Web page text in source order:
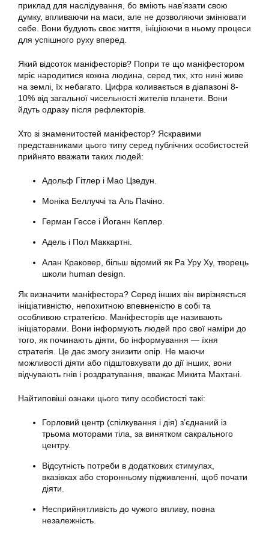
приклад для наслідування, бо вміють нав’язати свою
думку, впливаючи на маси, але не дозволяючи змінювати
себе. Вони будують своє життя, ініціюючи в ньому процеси
для успішного руху вперед.
Який відсоток маніфесторів? Попри те що маніфестором
мріє народитися кожна людина, серед тих, хто нині живе
на землі, їх небагато. Цифра коливається в діапазоні 8-
10% від загальної чисельності жителів планети. Вони
йдуть одразу після рефлекторів.
Хто зі знаменитостей маніфестор? Яскравими
представниками цього типу серед публічних особистостей
прийнято вважати таких людей:
Адольф Гітлер і Мао Цзедун.
Моніка Беллуччі та Аль Пачіно.
Герман Гессе і Йоганн Кеплер.
Адель і Пол Маккартні.
Алан Краковер, більш відомий як Ра Уру Ху, творець
школи human design.
Як визначити маніфестора? Серед інших він вирізняється
ініціативністю, непохитною впевненістю в собі та
особливою стратегією. Маніфесторів ще називають
ініціаторами. Вони інформують людей про свої наміри до
того, як починають діяти, бо інформування — їхня
стратегія. Це дає змогу знизити опір. Не маючи
можливості діяти або підштовхувати до дії інших, вони
відчувають гнів і роздратування, вважає Микита Махтані.
Найтиповіші ознаки цього типу особистості такі:
Горловий центр (спілкування і дія) з’єднаний із
трьома моторами тіла, за винятком сакрального
центру.
Відсутність потреби в додаткових стимулах,
вказівках або сторонньому підживленні, щоб почати
діяти.
Несприйнятливість до чужого впливу, повна
незалежність.